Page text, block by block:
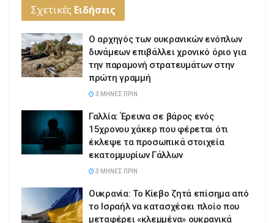
Σχετικές Ειδήσεις
Ο αρχηγός των ουκρανικών ενόπλων
δυνάμεων επιβάλλει χρονικό όριο για
την παραμονή στρατευμάτων στην
πρώτη γραμμή
3 ΜΉΝΕΣ ΠΡΙΝ
Γαλλία: Έρευνα σε βάρος ενός
15χρονου χάκερ που φέρεται ότι
έκλεψε τα προσωπικά στοιχεία
εκατομμυρίων Γάλλων
3 ΜΉΝΕΣ ΠΡΙΝ
Ουκρανία: Το Κίεβο ζητά επίσημα από
το Ισραήλ να κατασχέσει πλοίο που
μεταφέρει «κλεμμένα» ουκρανικά